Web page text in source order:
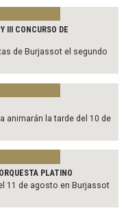
III CONCURSO DE
de Burjassot el segundo
animarán la tarde del 10 de
PLATINO
11 de agosto en Burjassot